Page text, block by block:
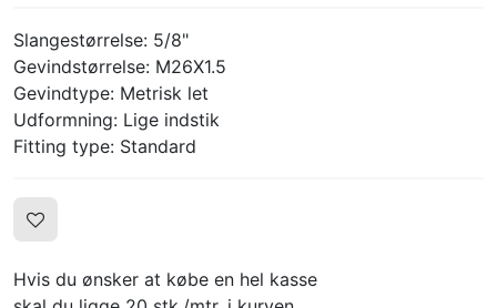
Slangestørrelse: 5/8"
Gevindstørrelse: M26X1.5
Gevindtype: Metrisk let
Udformning: Lige indstik
Fitting type: Standard
Hvis du ønsker at købe en hel kasse